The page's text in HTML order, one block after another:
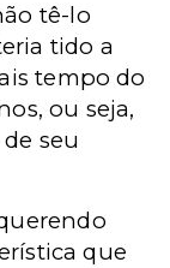
tê-lo
tido a
tempo do
ou seja,
seu
que